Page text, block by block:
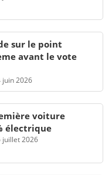
sur le point
avant le vote
juin 2026
voiture
électrique
juillet 2026